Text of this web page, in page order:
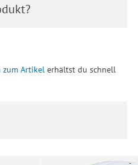
zum Artikelerhältst du schnell